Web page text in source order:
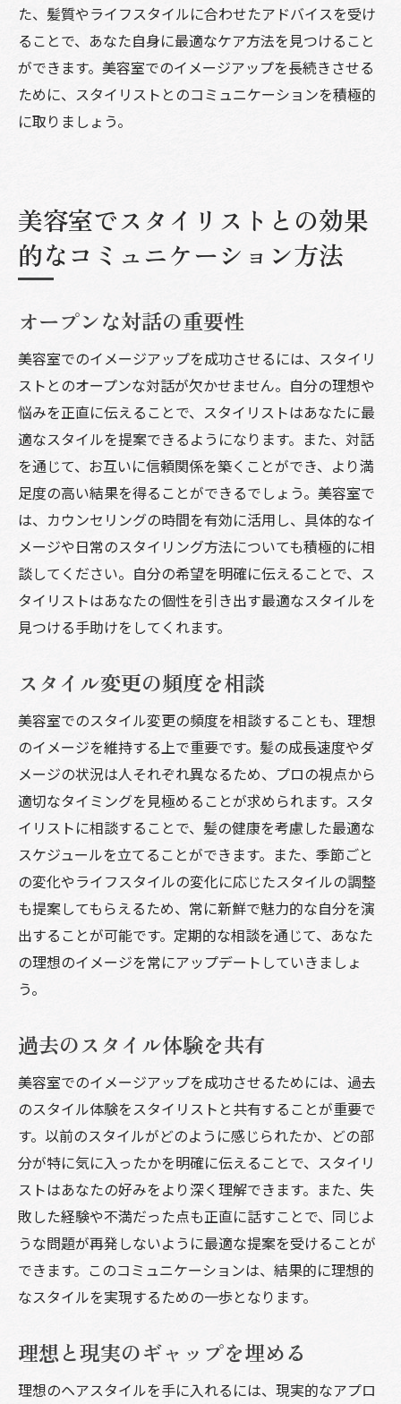
た、髪質やライフスタイルに合わせたアドバイスを受け
ることで、あなた自身に最適なケア方法を見つけること
ができます。美容室でのイメージアップを長続きさせる
ために、スタイリストとのコミュニケーションを積極的
に取りましょう。
美容室でスタイリストとの効果
的なコミュニケーション方法
オープンな対話の重要性
美容室でのイメージアップを成功させるには、スタイリ
ストとのオープンな対話が欠かせません。自分の理想や
悩みを正直に伝えることで、スタイリストはあなたに最
適なスタイルを提案できるようになります。また、対話
を通じて、お互いに信頼関係を築くことができ、より満
足度の高い結果を得ることができるでしょう。美容室で
は、カウンセリングの時間を有効に活用し、具体的なイ
メージや日常のスタイリング方法についても積極的に相
談してください。自分の希望を明確に伝えることで、ス
タイリストはあなたの個性を引き出す最適なスタイルを
見つける手助けをしてくれます。
スタイル変更の頻度を相談
美容室でのスタイル変更の頻度を相談することも、理想
のイメージを維持する上で重要です。髪の成長速度やダ
メージの状況は人それぞれ異なるため、プロの視点から
適切なタイミングを見極めることが求められます。スタ
イリストに相談することで、髪の健康を考慮した最適な
スケジュールを立てることができます。また、季節ごと
の変化やライフスタイルの変化に応じたスタイルの調整
も提案してもらえるため、常に新鮮で魅力的な自分を演
出することが可能です。定期的な相談を通じて、あなた
の理想のイメージを常にアップデートしていきましょ
う。
過去のスタイル体験を共有
美容室でのイメージアップを成功させるためには、過去
のスタイル体験をスタイリストと共有することが重要で
す。以前のスタイルがどのように感じられたか、どの部
分が特に気に入ったかを明確に伝えることで、スタイリ
ストはあなたの好みをより深く理解できます。また、失
敗した経験や不満だった点も正直に話すことで、同じよ
うな問題が再発しないように最適な提案を受けることが
できます。このコミュニケーションは、結果的に理想的
なスタイルを実現するための一歩となります。
理想と現実のギャップを埋める
理想のヘアスタイルを手に入れるには、現実的なアプロ